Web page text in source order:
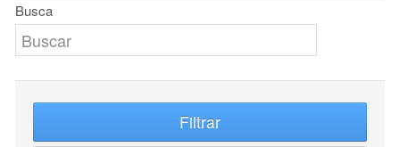
Busca
Filtrar